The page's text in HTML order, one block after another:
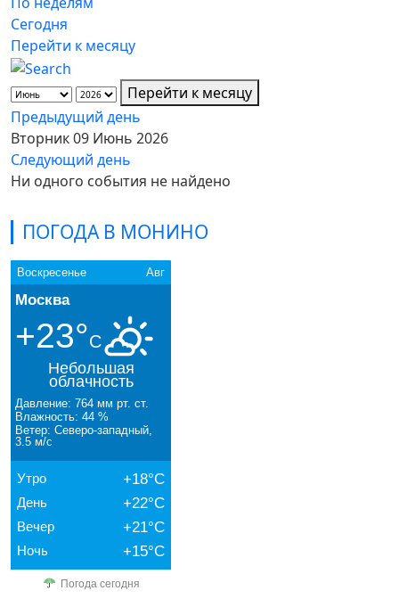
ПОГОДА В МОНИНО
Воскресенье Авг
Москва
+23°C
Небольшая
облачность
Давление: 764 мм рт. ст.
Влажность: 44 %
Ветер: Северо-западный,
3.5 м/с
Утро +18°C
День +22°C
Вечер +21°C
Ночь +15°C
Погода сегодня
Сегодня
Перейти к месяцу
Перейти к месяцу
Предыдущий день
Вторник 09 Июнь 2026
Следующий день
Ни одного события не найдено